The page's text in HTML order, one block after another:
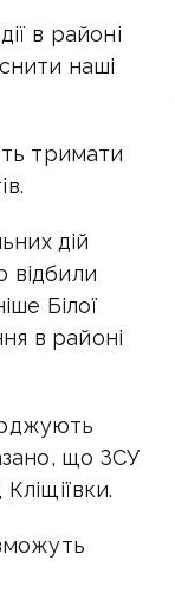
в районі
наші
тримати
дій
відбили
Білої
в районі
що ЗСУ